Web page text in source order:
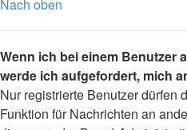
Nach oben
Wenn ich bei einem Benutzer
werde ich aufgefordert, mich
Nur registrierte Benutzer dürfen
Funktion für Nachrichten an